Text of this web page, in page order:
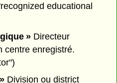
educational
»Directeur
centre enregistré.
Division ou district